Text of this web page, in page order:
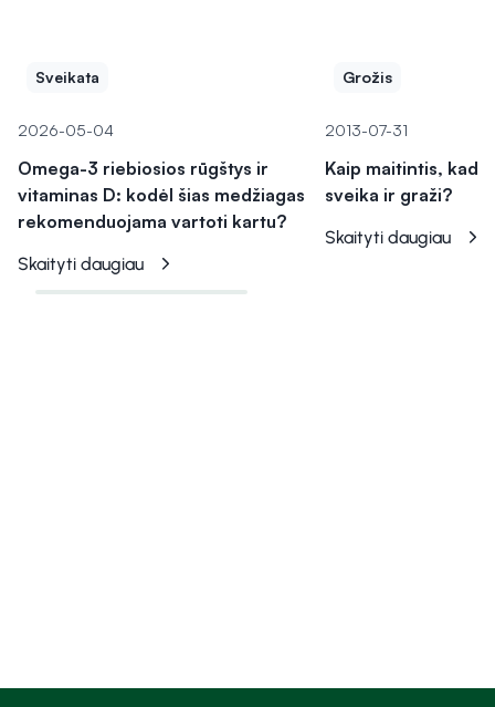
Sveikata
2026-05-04
Omega-3 riebiosios rūgštys ir
vitaminas D: kodėl šias medžiagas
rekomenduojama vartoti kartu?
Skaityti daugiau
Grožis
2013-07-31
Kaip maitintis, kad
sveika ir graži?
Skaityti daugiau